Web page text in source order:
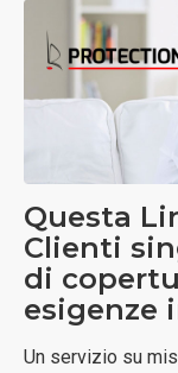
Questa
Clienti
di
esigenze
Un servizio su